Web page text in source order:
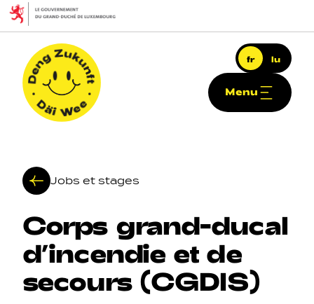
Aller au contenu principal
fr lu
Menu
Navigation principale
Jobs et stages
Corps grand-ducal
d’incendie et de
secours (CGDIS)